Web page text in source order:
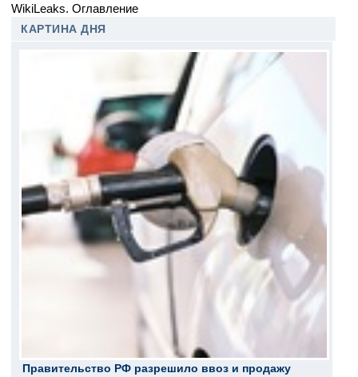
WikiLeaks. Оглавление
КАРТИНА ДНЯ
Правительство РФ разрешило ввоз и продажу